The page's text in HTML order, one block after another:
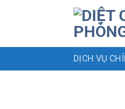
DỊCH VỤ